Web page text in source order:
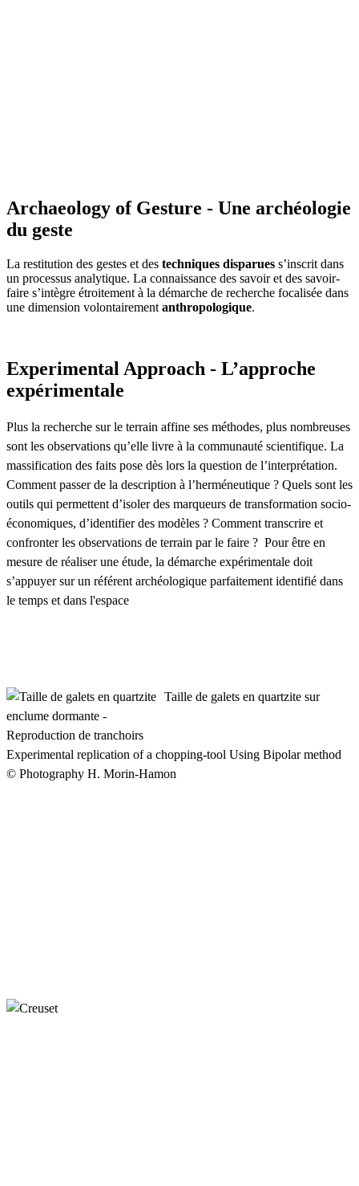
Archaeology of Gesture - Une archéologie
du geste
La restitution des gestes et des techniques disparues s’inscrit dans
un processus analytique. La connaissance des savoir et des savoir-
faire s’intègre étroitement à la démarche de recherche focalisée dans
une dimension volontairement anthropologique.
Experimental Approach - L’approche
expérimentale
Plus la recherche sur le terrain affine ses méthodes, plus nombreuses
sont les observations qu’elle livre à la communauté scientifique. La
massification des faits pose dès lors la question de l’interprétation.
Comment passer de la description à l’herméneutique ? Quels sont les
outils qui permettent d’isoler des marqueurs de transformation socio-
économiques, d’identifier des modèles ? Comment transcrire et
confronter les observations de terrain par le faire ? Pour être en
mesure de réaliser une étude, la démarche expérimentale doit
s’appuyer sur un référent archéologique parfaitement identifié dans
le temps et dans l'espace
Taille de galets en quartzite sur
enclume dormante -
Reproduction de tranchoirs
Experimental replication of a chopping-tool Using Bipolar method
© Photography H. Morin-Hamon